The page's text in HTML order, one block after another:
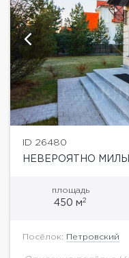
ID 26480
НЕВЕРОЯТНО
площадь
450 м2
Посёлок: Петровский